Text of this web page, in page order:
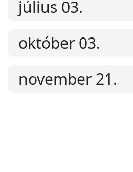
július 03.
október 03.
november 21.